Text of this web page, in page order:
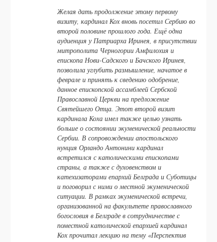
Желая дать продолжение этому первому
визиту, кардинал Кох вновь посетил Сербию во
второй половине прошлого года. Ещё одна
аудиенция у Патриарха Иринея, в присутствии
митрополита Черногории Амфилохия и
епископа Нови-Садского и Бачского Иринея,
позволила углубить размышление, начатое в
феврале и принять к сведению одобрение,
данное епископской ассамблеей Сербской
Православной Церкви на предложение
Святейшего Отца. Этот второй визит
кардинала Коха имел также целью узнать
больше о состоянии экуменической реальности
Сербии. В сопровождении апостольского
нунция Орландо Антонини кардинал
встретился с католическими епископами
страны, а также с духовенством и
катехизаторами епархий Белграда и Суботицы
и поговорил с ними о местной экуменической
ситуации. В рамках экуменической встречи,
организованной на факультете православного
богословия в Белграде в сотрудничестве с
поместной католической епархией кардинал
Кох прочитал лекцию на тему «Перспектив